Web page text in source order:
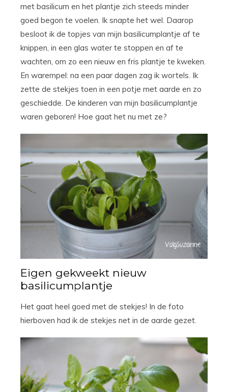
met basilicum en het plantje zich steeds minder
goed begon te voelen. Ik snapte het wel. Daarop
besloot ik de topjes van mijn basilicumplantje af te
knippen, in een glas water te stoppen en af te
wachten, om zo een nieuw en fris plantje te kweken.
En warempel: na een paar dagen zag ik wortels. Ik
zette de stekjes toen in een potje met aarde en zo
geschiedde. De kinderen van mijn basilicumplantje
waren geboren! Hoe gaat het nu met ze?
Eigen gekweekt nieuw
basilicumplantje
Het gaat heel goed met de stekjes! In de foto
hierboven had ik de stekjes net in de aarde gezet.